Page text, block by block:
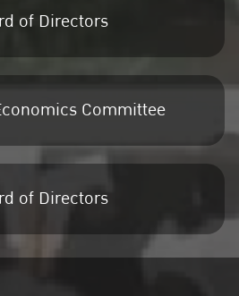
of Directors
Committee
of Directors